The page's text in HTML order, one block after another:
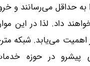
به حداقل می‌رسانند و
داد. لذا در این
اهمیت می‌یابد. شبکه
پیشرو در حوزه